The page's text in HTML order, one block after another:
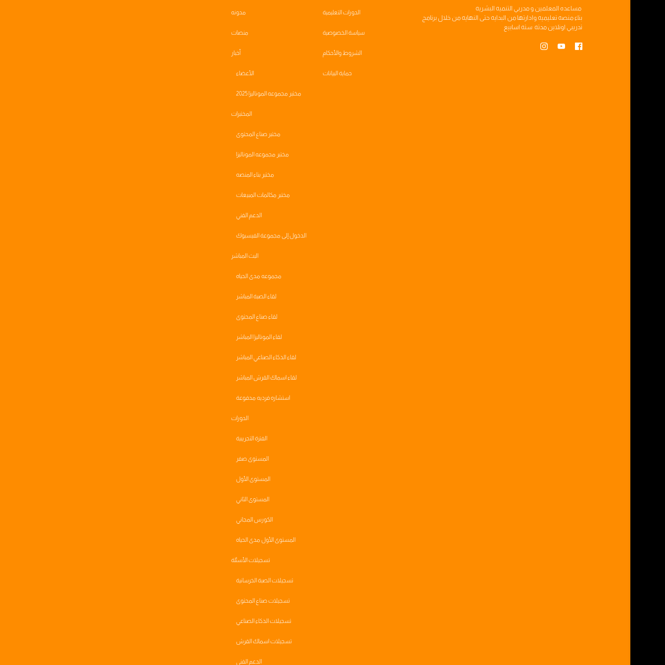
مساعده المعلمين ومدربي التنميه البشريه
بناءمنصه تعليميه وادارتها من البدايه حتى النهايه من خلال برنامج
تدريبي اونلاين مدته سته اسابيع
الدورات التعليمية
سياسة الخصوصية
الشروط والأحكام
حماية البيانات
مدونه
منصات
أخبار
الأعضاء
مختبر مجموعه الموناليزا 2025
المختبرات
مختبر صناع المحتوى
مختبر مجموعه الموناليزا
مختبر بناء المنصه
مختبر مكالمات المبيعات
الدعم الفني
الدخول إلى مجموعة الفيسبوك
البث المباشر
مجموعه مدى الحياه
لقاء الصبة المباشر
لقاء صناع المحتوى
لقاء الموناليزا المباشر
لقاء الذكاء الصناعي المباشر
لقاء اسماك القرش المباشر
استشاره فرديه مدفوعة
الدورات
الفترة التجريبية
المستوى صفر
المستوى الأول
المستوى الثاني
الكورس المجاني
المستوى الأول مدى الحياه
تسجيلات الأسئلة
تسجيلات الصبة الخرسانية
تسجيلات صناع المحتوى
تسجيلات الذكاء الصناعي
تسجيلات اسماك القرش
الدعم الفني